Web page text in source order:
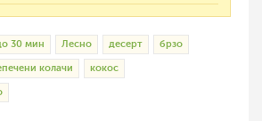
30 мин Лесно десерт брзо
колачи кокос